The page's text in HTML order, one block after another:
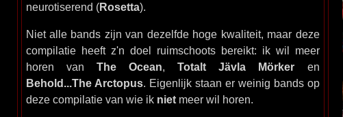
neurotiserend (Rosetta).
Niet alle bands zijn van dezelfde hoge kwaliteit, maar deze
compilatie heeft z'n doel ruimschoots bereikt: ik wil meer
horen van The Ocean,Totalt Jävla Mörker en
Behold...The Arctopus. Eigenlijk staan er weinig bands op
deze compilatie van wie ik nietmeer wil horen.